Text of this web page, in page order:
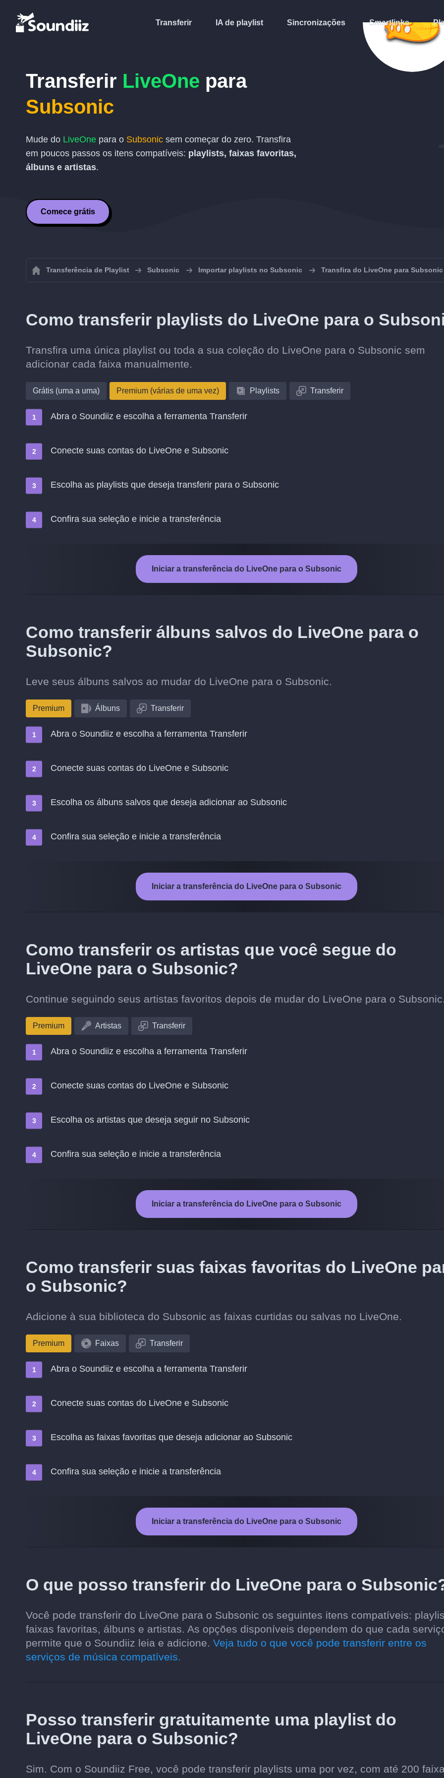
Transferir IA de playlist Sincronizações Smartlinks
Transferir LiveOne para
Subsonic
Mude do LiveOne para o Subsonic sem começar do zero. Transfira
em poucos passos os itens compatíveis: playlists, faixas favoritas,
álbuns e artistas.
Comece grátis
Transferência de Playlist Subsonic Importar playlists no Subsonic Transfira do LiveOne para Subsonic
Como transferir playlists do LiveOne para o
Transfira uma única playlist ou toda a sua coleção do LiveOne para o Subsonic sem
adicionar cada faixa manualmente.
Grátis (uma a uma) Premium (várias de uma vez) Playlists Transferir
Abra o Soundiiz e escolha a ferramenta Transferir
Conecte suas contas do LiveOne e Subsonic
Escolha as playlists que deseja transferir para o Subsonic
Confira sua seleção e inicie a transferência
Iniciar a transferência do LiveOne para o Subsonic
Como transferir álbuns salvos do LiveOne para o
Subsonic?
Leve seus álbuns salvos ao mudar do LiveOne para o Subsonic.
Premium Álbuns Transferir
Abra o Soundiiz e escolha a ferramenta Transferir
Conecte suas contas do LiveOne e Subsonic
Escolha os álbuns salvos que deseja adicionar ao Subsonic
Confira sua seleção e inicie a transferência
Iniciar a transferência do LiveOne para o Subsonic
Como transferir os artistas que você segue do
LiveOne para o Subsonic?
Continue seguindo seus artistas favoritos depois de mudar do LiveOne para o
Premium Artistas Transferir
Abra o Soundiiz e escolha a ferramenta Transferir
Conecte suas contas do LiveOne e Subsonic
Escolha os artistas que deseja seguir no Subsonic
Confira sua seleção e inicie a transferência
Iniciar a transferência do LiveOne para o Subsonic
Como transferir suas faixas favoritas do LiveOne
o Subsonic?
Adicione à sua biblioteca do Subsonic as faixas curtidas ou salvas no LiveOne.
Premium Faixas Transferir
Abra o Soundiiz e escolha a ferramenta Transferir
Conecte suas contas do LiveOne e Subsonic
Escolha as faixas favoritas que deseja adicionar ao Subsonic
Confira sua seleção e inicie a transferência
Iniciar a transferência do LiveOne para o Subsonic
O que posso transferir do LiveOne para o
Você pode transferir do LiveOne para o Subsonic os seguintes itens compatíveis:
faixas favoritas, álbuns e artistas. As opções disponíveis dependem do que cada
permite que o Soundiiz leia e adicione. Veja tudo o que você pode transferir entre os
serviços de música compatíveis.
Posso transferir gratuitamente uma playlist do
LiveOne para o Subsonic?
Sim. Com o Soundiiz Free, você pode transferir playlists uma por vez, com até 200